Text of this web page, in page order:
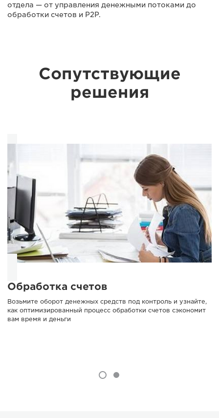
отдела — от управления денежными потоками до
обработки счетов и P2P.
Сопутствующие
решения
Обработка счетов
Возьмите оборот денежных средств под контроль и узнайте,
как оптимизированный процесс обработки счетов сэкономит
вам время и деньги